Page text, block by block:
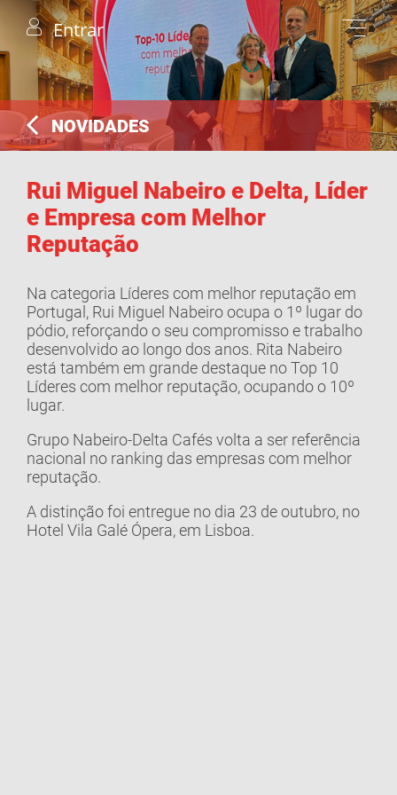
Entrar
NOVIDADES
Rui Miguel Nabeiro e Delta, Líder
e Empresa com Melhor
Reputação
Na categoria Líderes com melhor reputação em
Portugal, Rui Miguel Nabeiro ocupa o 1º lugar do
pódio, reforçando o seu compromisso e trabalho
desenvolvido ao longo dos anos. Rita Nabeiro
está também em grande destaque no Top 10
Líderes com melhor reputação, ocupando o 10º
lugar.
Grupo Nabeiro-Delta Cafés volta a ser referência
nacional no ranking das empresas com melhor
reputação.
A distinção foi entregue no dia 23 de outubro, no
Hotel Vila Galé Ópera, em Lisboa.